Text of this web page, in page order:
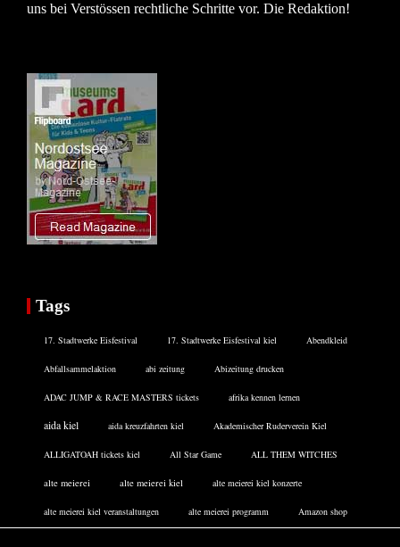
uns bei Verstössen rechtliche Schritte vor. Die Redaktion!
Tags
17. Stadtwerke Eisfestival 17. Stadtwerke Eisfestival kiel Abendkleid
Abfallsammelaktion abi zeitung Abizeitung drucken
ADAC JUMP & RACE MASTERS tickets afrika kennen lernen
aida kiel aida kreuzfahrten kiel Akademischer Ruderverein Kiel
ALLIGATOAH tickets kiel All Star Game ALL THEM WITCHES
alte meierei alte meierei kiel alte meierei kiel konzerte
alte meierei kiel veranstaltungen alte meierei programm Amazon shop